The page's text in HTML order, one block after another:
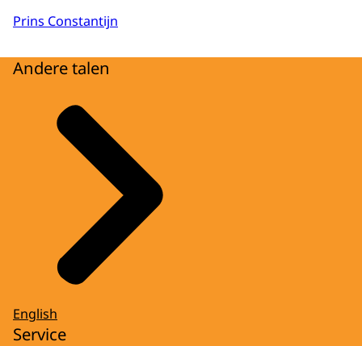
Prins Constantijn
Andere talen
English
Service